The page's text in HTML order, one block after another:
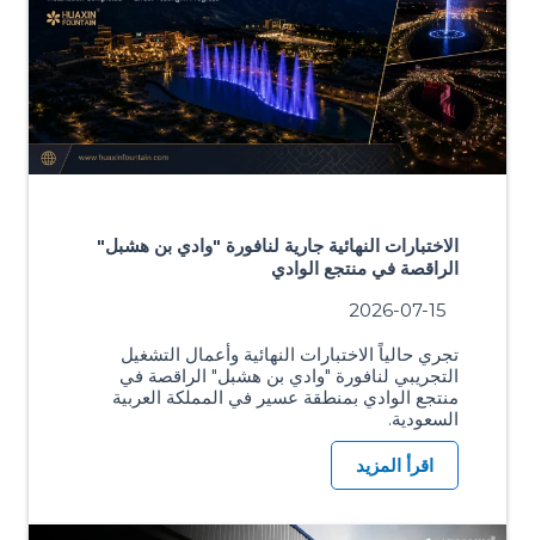
الاختبارات النهائية جارية لنافورة "وادي بن هشبل"
الراقصة في منتجع الوادي
2026-07-15
تجري حالياً الاختبارات النهائية وأعمال التشغيل
التجريبي لنافورة "وادي بن هشبل" الراقصة في
منتجع الوادي بمنطقة عسير في المملكة العربية
السعودية.
اقرأ المزيد